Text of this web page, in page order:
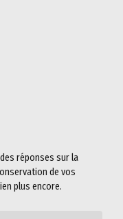
réponses sur la
de vos
plus encore.